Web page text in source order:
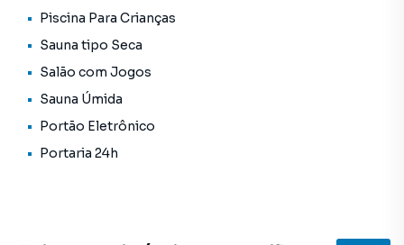
Piscina Para Crianças
Sauna tipo Seca
Salão com Jogos
Sauna Úmida
Portão Eletrônico
Portaria 24h